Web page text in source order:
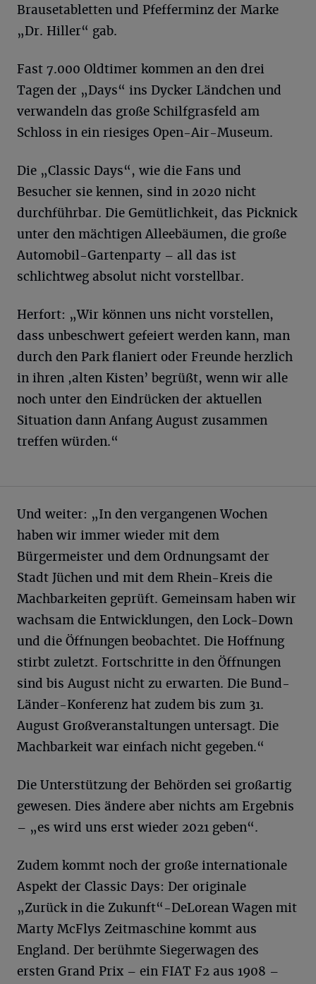
Brausetabletten und Pfefferminz der Marke
„Dr. Hiller“ gab.
Fast 7.000 Oldtimer kommen an den drei
Tagen der „Days“ ins Dycker Ländchen und
verwandeln das große Schilfgrasfeld am
Schloss in ein riesiges Open-Air-Museum.
Die „Classic Days“, wie die Fans und
Besucher sie kennen, sind in 2020 nicht
durchführbar. Die Gemütlichkeit, das Picknick
unter den mächtigen Alleebäumen, die große
Automobil-Gartenparty – all das ist
schlichtweg absolut nicht vorstellbar.
Herfort: „Wir können uns nicht vorstellen,
dass unbeschwert gefeiert werden kann, man
durch den Park flaniert oder Freunde herzlich
in ihren ,alten Kisten’ begrüßt, wenn wir alle
noch unter den Eindrücken der aktuellen
Situation dann Anfang August zusammen
treffen würden.“
Und weiter: „In den vergangenen Wochen
haben wir immer wieder mit dem
Bürgermeister und dem Ordnungsamt der
Stadt Jüchen und mit dem Rhein-Kreis die
Machbarkeiten geprüft. Gemeinsam haben wir
wachsam die Entwicklungen, den Lock-Down
und die Öffnungen beobachtet. Die Hoffnung
stirbt zuletzt. Fortschritte in den Öffnungen
sind bis August nicht zu erwarten. Die Bund-
Länder-Konferenz hat zudem bis zum 31.
August Großveranstaltungen untersagt. Die
Machbarkeit war einfach nicht gegeben.“
Die Unterstützung der Behörden sei großartig
gewesen. Dies ändere aber nichts am Ergebnis
– „es wird uns erst wieder 2021 geben“.
Zudem kommt noch der große internationale
Aspekt der Classic Days: Der originale
„Zurück in die Zukunft“-DeLorean Wagen mit
Marty McFlys Zeitmaschine kommt aus
England. Der berühmte Siegerwagen des
ersten Grand Prix – ein FIAT F2 aus 1908 –